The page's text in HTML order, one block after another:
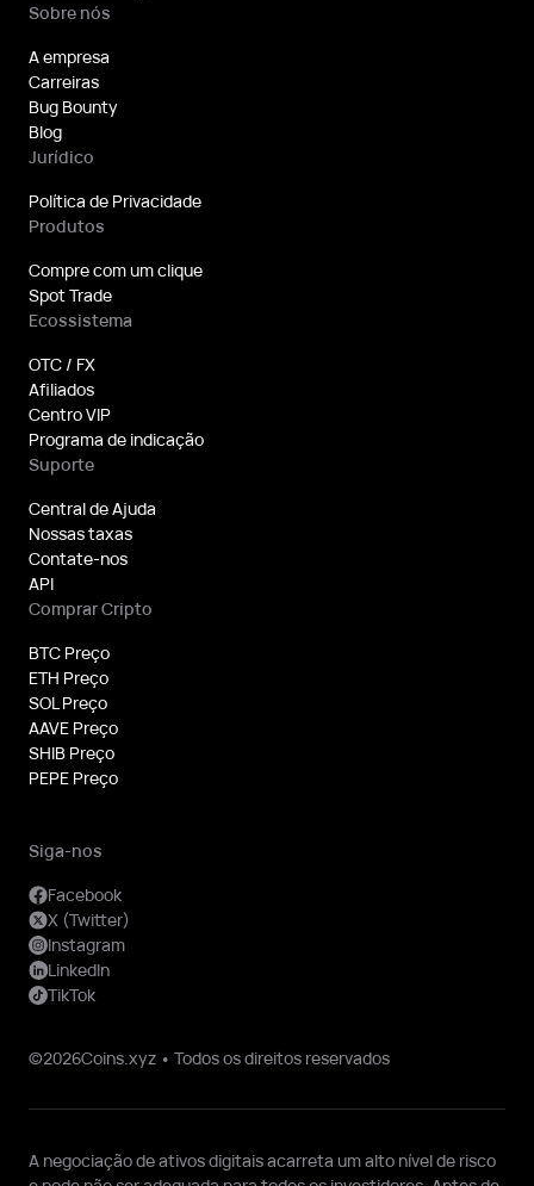
Sobre nós
A empresa
Carreiras
Bug Bounty
Blog
Jurídico
Política de Privacidade
Produtos
Compre com um clique
Spot Trade
Ecossistema
OTC / FX
Afiliados
Centro VIP
Programa de indicação
Suporte
Central de Ajuda
Nossas taxas
Contate-nos
API
Comprar Cripto
BTC Preço
ETH Preço
SOL Preço
AAVE Preço
SHIB Preço
PEPE Preço
©2026Coins.xyz • Todos os direitos reservados
Siga-nos
Facebook
X (Twitter)
Instagram
LinkedIn
TikTok
A negociação de ativos digitais acarreta um alto nível de risco